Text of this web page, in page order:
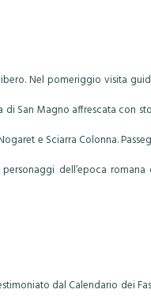
Nel pomeriggio visita
San Magno affrescata con
e Sciarra Colonna.
dell’epoca
dal Calendario dei